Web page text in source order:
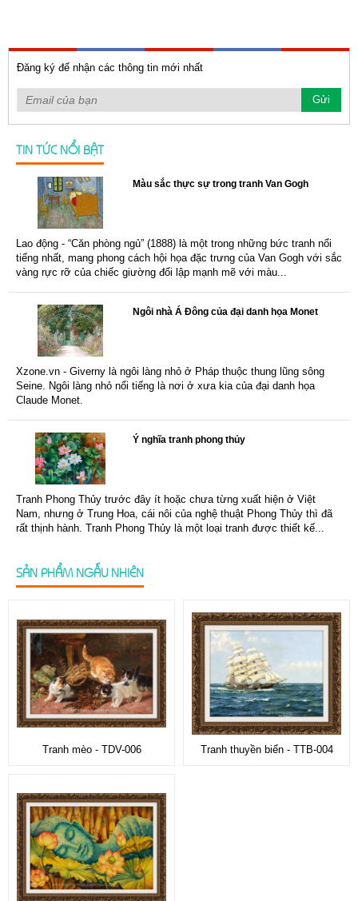
Đăng ký để nhận các thông tin mới nhất
TIN TỨC NỔI BẬT
Màu sắc thực sự trong tranh Van Gogh
Lao động - “Căn phòng ngủ” (1888) là một trong những bức tranh nổi
tiếng nhất, mang phong cách hội họa đặc trưng của Van Gogh với sắc
vàng rực rỡ của chiếc giường đối lập mạnh mẽ với màu...
Ngôi nhà Á Đông của đại danh họa Monet
Xzone.vn - Giverny là ngôi làng nhỏ ở Pháp thuộc thung lũng sông
Seine. Ngôi làng nhỏ nổi tiếng là nơi ở xưa kia của đại danh họa
Claude Monet.
Ý nghĩa tranh phong thủy
Tranh Phong Thủy trước đây ít hoặc chưa từng xuất hiện ở Việt
Nam, nhưng ở Trung Hoa, cái nôi của nghệ thuật Phong Thủy thì đã
rất thịnh hành. Tranh Phong Thủy là một loại tranh được thiết kế...
SẢN PHẨM NGẪU NHIÊN
Tranh mèo - TDV-006 Tranh thuyền biển - TTB-004